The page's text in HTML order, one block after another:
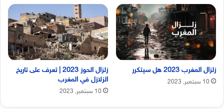
زلزال المغرب 2023 هل سيتكرر
10 سبتمبر, 2023
زلزال الحوز 2023 | تعرف على تاريخ
الزلازل في المغرب
10 سبتمبر, 2023